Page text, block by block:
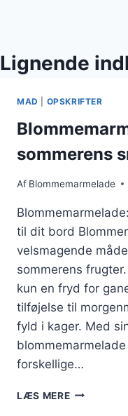
Lignende
MAD OPSKRIFTER
sommerens
Af Blommemarmelade
til dit bord
velsmagende
sommerens
kun en fryd for
tilføjelse til
fyld i kager. Med
forskellige…
LÆS MERE